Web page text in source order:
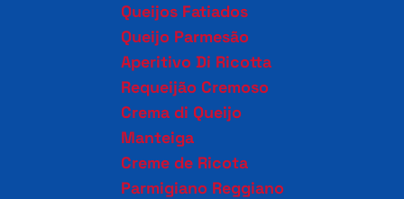
Queijos Fatiados
Queijo Parmesão
Aperitivo Di Ricotta
Requeijão Cremoso
Crema di Queijo
Manteiga
Creme de Ricota
Parmigiano Reggiano